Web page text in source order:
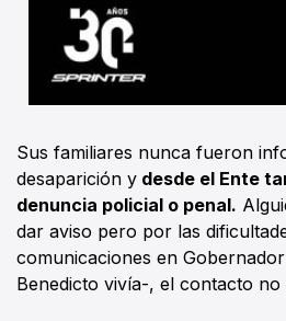
Sus familiares nunca fueron
desaparición y desde el Ente
denuncia policial o penal.
dar aviso pero por las
comunicaciones en
Benedicto vivía-, el contacto no